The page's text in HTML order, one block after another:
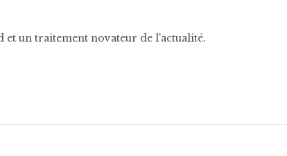
et un traitement novateur de l'actualité.